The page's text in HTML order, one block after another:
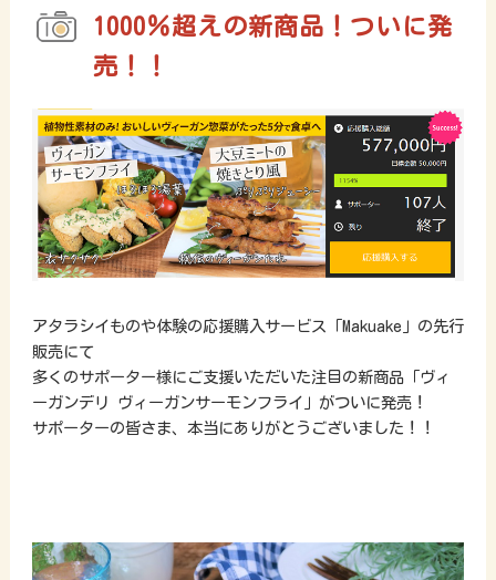
1000％超えの新商品！ついに発
売！！​​​​​
アタラシイものや体験の応援購入サービス「Makuake」の先行
販売にて
多くのサポーター様にご支援いただいた注目の新商品「ヴィ
ーガンデリ ヴィーガンサーモンフライ」がついに発売！
サポーターの皆さま、本当にありがとうございました！！